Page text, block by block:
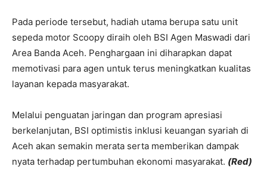
Pada periode tersebut, hadiah utama berupa satu unit
sepeda motor Scoopy diraih oleh BSI Agen Maswadi dari
Area Banda Aceh. Penghargaan ini diharapkan dapat
memotivasi para agen untuk terus meningkatkan kualitas
layanan kepada masyarakat.
Melalui penguatan jaringan dan program apresiasi
berkelanjutan, BSI optimistis inklusi keuangan syariah di
Aceh akan semakin merata serta memberikan dampak
nyata terhadap pertumbuhan ekonomi masyarakat. (Red)